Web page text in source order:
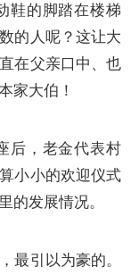
鞋的脚踏在楼梯
的人呢？这让大
在父亲口中、也
家大伯！
后，老金代表村
小小的欢迎仪式
的发展情况。
最引以为豪的。